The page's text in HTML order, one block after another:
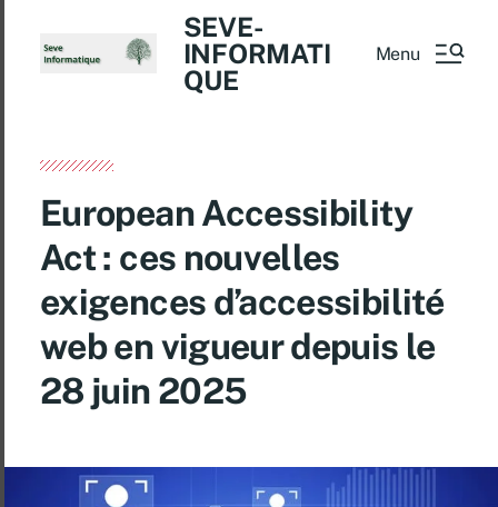
SEVE-
INFORMATI
QUE
Menu
European Accessibility
Act : ces nouvelles
exigences d’accessibilité
web en vigueur depuis le
28 juin 2025